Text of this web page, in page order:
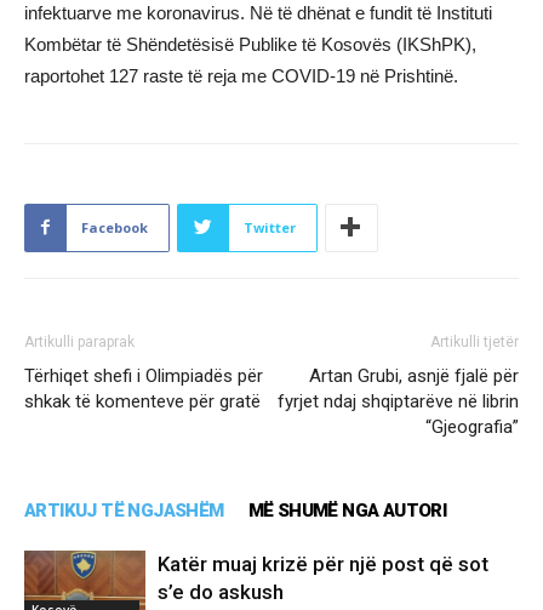
infektuarve me koronavirus. Në të dhënat e fundit të Instituti
Kombëtar të Shëndetësisë Publike të Kosovës (IKShPK),
raportohet 127 raste të reja me COVID-19 në Prishtinë.
Facebook Twitter
Artikulli paraprak
Tërhiqet shefi i Olimpiadës për
shkak të komenteve për gratë
Artikulli tjetër
Artan Grubi, asnjë fjalë për
fyrjet ndaj shqiptarëve në librin
“Gjeografia”
ARTIKUJ TË NGJASHËM MË SHUMË NGA AUTORI
Katër muaj krizë për një post që sot
s’e do askush